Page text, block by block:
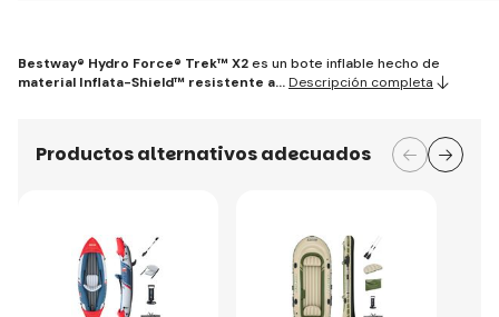
Bestway® Hydro Force® Trek™ X2es un bote inflable hecho de
material Inflata-Shield™ resistente a…Descripción completa
Productos alternativos adecuados